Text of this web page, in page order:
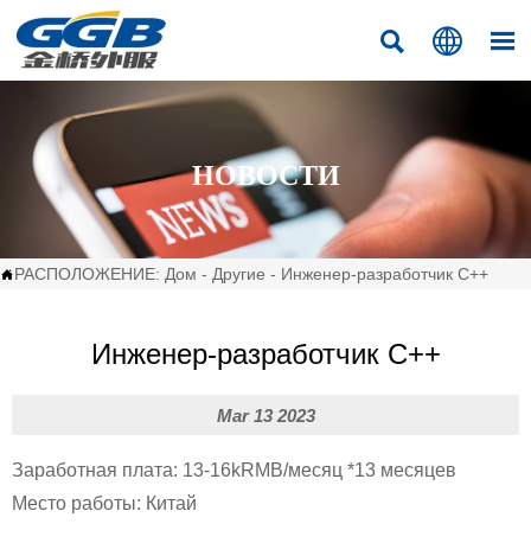
  
НОВОСТИ
РАСПОЛОЖЕНИЕ: Дом - Другие - Инженер-разработчик С++
Инженер-разработчик С++
Mar 13 2023
Заработная плата: 13-16kRMB/месяц *13 месяцев
Место работы: Китай